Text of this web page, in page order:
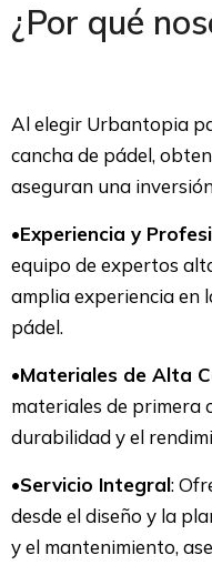
¿Por qué
Al elegir Urbantopia
cancha de pádel,
aseguran una
•Experiencia y
equipo de expertos
amplia experiencia en
pádel.
•Materiales de Alta
materiales de primera
durabilidad y el
•Servicio Integral:
desde el diseño y la
y el mantenimiento,